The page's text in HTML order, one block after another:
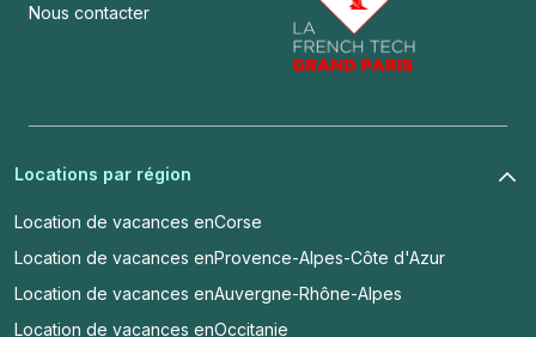
Nous contacter
Locations par région
Location de vacances enCorse
Location de vacances enProvence-Alpes-Côte d'Azur
Location de vacances enAuvergne-Rhône-Alpes
Location de vacances enOccitanie